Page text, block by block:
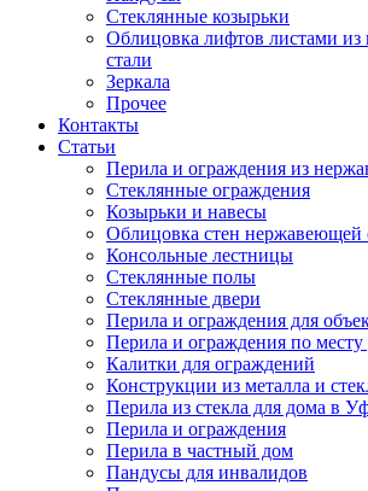
Стеклянные козырьки
Облицовка лифтов листами
стали
Зеркала
Прочее
Контакты
Статьи
Перила и ограждения из
Стеклянные ограждения
Козырьки и навесы
Облицовка стен нержавеющей
Консольные лестницы
Стеклянные полы
Стеклянные двери
Перила и ограждения для
Перила и ограждения по месту
Калитки для ограждений
Конструкции из металла и
Перила из стекла для дома в
Перила и ограждения
Перила в частный дом
Пандусы для инвалидов